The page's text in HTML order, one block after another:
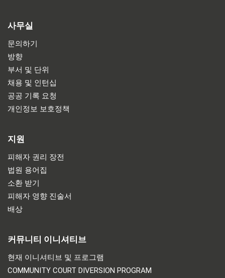
사무실
문의하기
방향
부서 및 단위
채용 및 인턴십
공공 기록 요청
개인정보 보호정책
지원
피해자 권리 장전
법원 용어집
소환 받기
피해자 영향 진술서
배상
커뮤니티 이니셔티브
현재 이니셔티브 및 프로그램
COMMUNITY COURT DIVERSION PROGRAM